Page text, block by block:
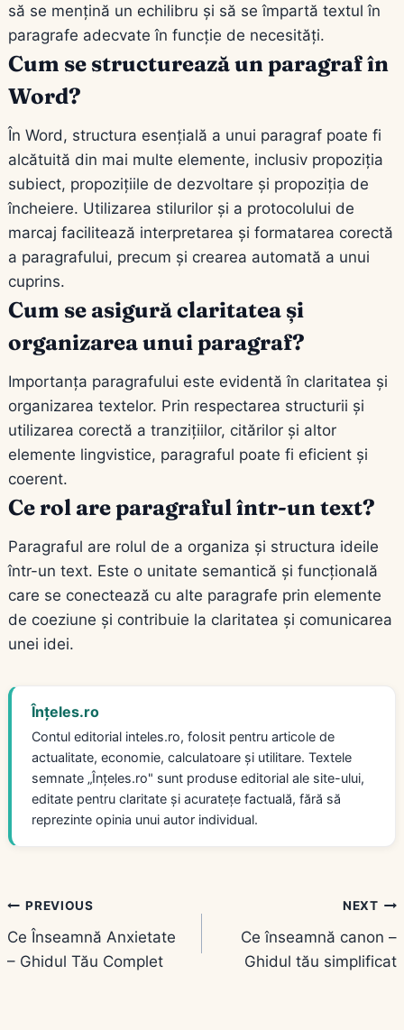
să se mențină un echilibru și să se împartă textul în
paragrafe adecvate în funcție de necesități.
Cum se structurează un paragraf în
Word?
În Word, structura esențială a unui paragraf poate fi
alcătuită din mai multe elemente, inclusiv propoziția
subiect, propozițiile de dezvoltare și propoziția de
încheiere. Utilizarea stilurilor și a protocolului de
marcaj facilitează interpretarea și formatarea corectă
a paragrafului, precum și crearea automată a unui
cuprins.
Cum se asigură claritatea și
organizarea unui paragraf?
Importanța paragrafului este evidentă în claritatea și
organizarea textelor. Prin respectarea structurii și
utilizarea corectă a tranzițiilor, citărilor și altor
elemente lingvistice, paragraful poate fi eficient și
coerent.
Ce rol are paragraful într-un text?
Paragraful are rolul de a organiza și structura ideile
într-un text. Este o unitate semantică și funcțională
care se conectează cu alte paragrafe prin elemente
de coeziune și contribuie la claritatea și comunicarea
unei idei.
Înțeles.ro
Contul editorial inteles.ro, folosit pentru articole de
actualitate, economie, calculatoare și utilitare. Textele
semnate „Înțeles.ro" sunt produse editorial ale site-ului,
editate pentru claritate și acuratețe factuală, fără să
reprezinte opinia unui autor individual.
Navigare
în
PREVIOUS
Ce Înseamnă Anxietate
– Ghidul Tău Complet
NEXT
Ce înseamnă canon –
Ghidul tău simplificat